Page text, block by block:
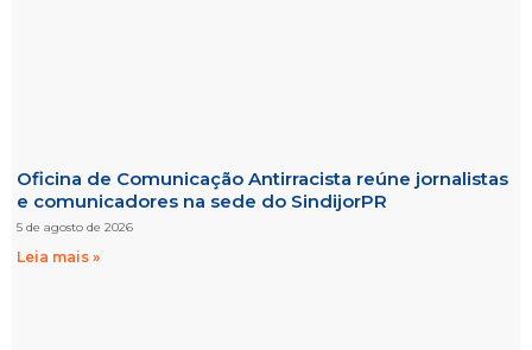
Oficina de Comunicação Antirracista reúne jornalistas
e comunicadores na sede do SindijorPR
5 de agosto de 2026
Leia mais »